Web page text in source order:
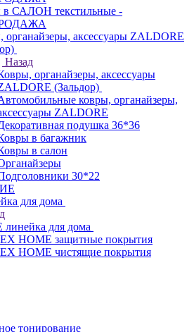
в САЛОН текстильные -
органайзеры, аксессуары ZALDORE
Назад
органайзеры, аксессуары
(Зальдор)
ковры, органайзеры,
ZALDORE
подушка 36*36
в багажник
в салон
30*22
для дома
линейка для дома
HOME защитные покрытия
HOME чистящие покрытия
тонирование